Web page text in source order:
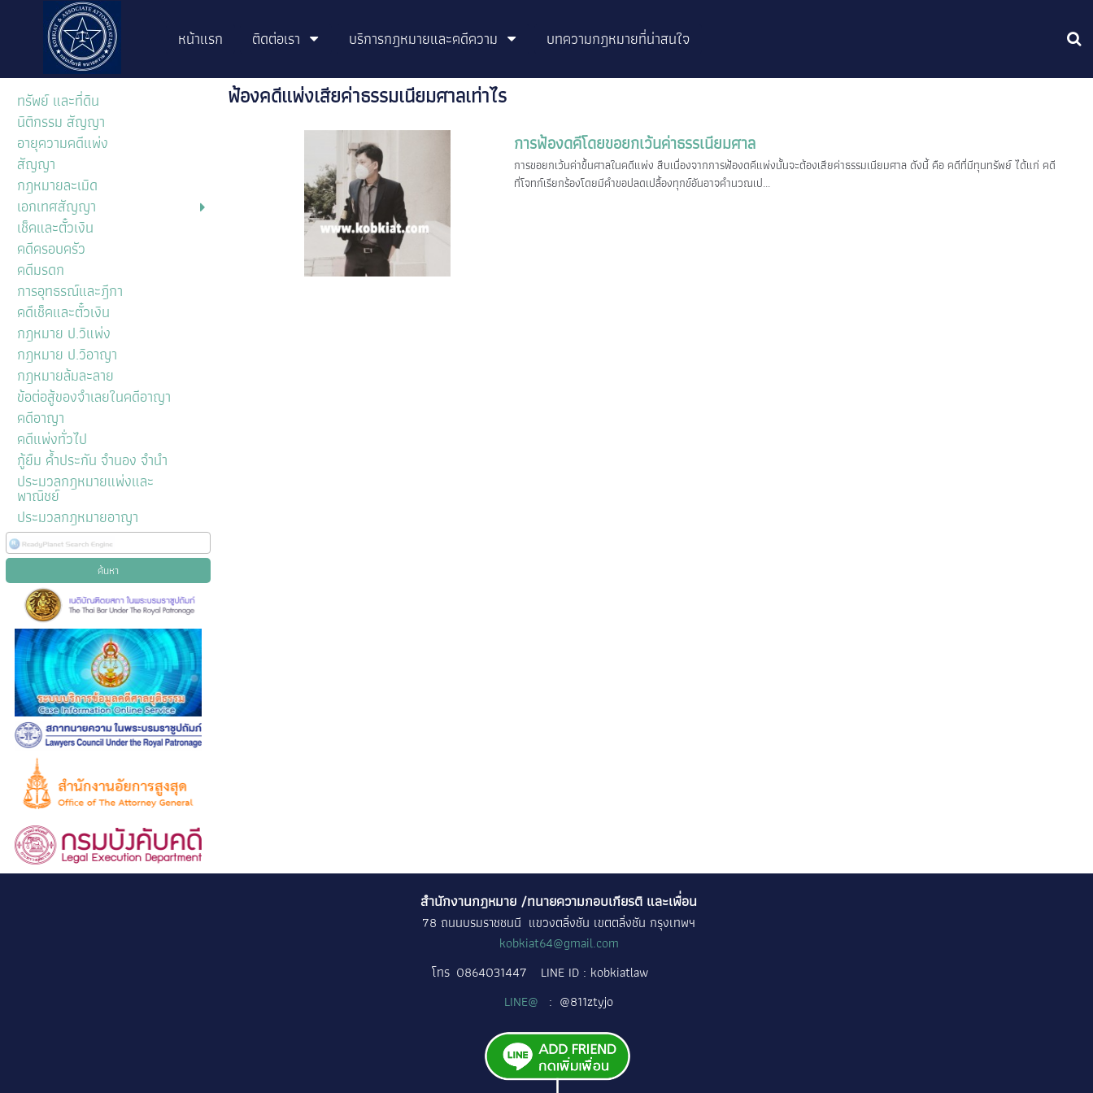
หน้าแรก ติดต่อเรา บริการกฎหมายและคดีความ บทความกฎหมายที่น่าสนใจ
ทรัพย์ และที่ดิน
นิติกรรม สัญญา
อายุความคดีแพ่ง
สัญญา
กฎหมายละเมิด
เอกเทศสัญญา
เช็คและตั๋วเงิน
คดีครอบครัว
คดีมรดก
การอุทธรณ์และฎีกา
คดีเช็คและตั๋วเงิน
กฎหมาย ป.วิแพ่ง
กฎหมาย ป.วิอาญา
กฎหมายล้มละลาย
ข้อต่อสู้ของจำเลยในคดีอาญา
คดีอาญา
คดีแพ่งทั่วไป
กู้ยืม ค้ำประกัน จำนอง จำนำ
ประมวลกฎหมายแพ่งและ
พาณิชย์
ประมวลกฎหมายอาญา
ฟ้องคดีแพ่งเสียค่าธรรมเนียมศาลเท่าไร
การฟ้องดคีโดยขอยกเว้นค่าธรรเนียมศาล
การขอยกเว้นค่าขึ้นศาลในคดีแพ่ง สืบเนื่องจากการฟ้องดคีแพ่งนั้นจะต้องเสียค่าธรรมเนียมศาล ดังนี้ คือ คดีที่มีทุนทรัพย์ ได้แก่ คดี
ที่โจทก์เรียกร้องโดยมีคำขอปลดเปลื้องทุกข์อันอาจคำนวณเป...
สำนักงานกฎหมาย /ทนายความกอบเกียรติ และเพื่อน
78 ถนนบรมราชชนนี แขวงตลิ่งชัน เขตตลิ่งชัน กรุงเทพฯ
kobkiat64@gmail.com
โทร 0864031447
LINE ID : kobkiatlaw
LINE@ : @811ztyjo